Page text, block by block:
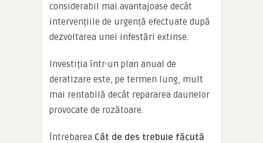
considerabil mai avantajoase decât
intervențiile de urgență efectuate după
dezvoltarea unei infestări extinse.
Investiția într-un plan anual de
deratizare este, pe termen lung, mult
mai rentabilă decât repararea daunelor
provocate de rozătoare.
Întrebarea Cât de des trebuie făcută